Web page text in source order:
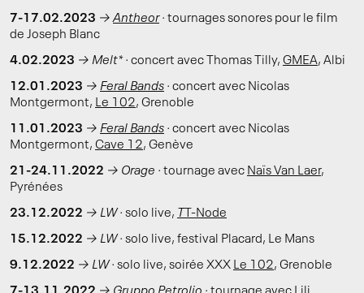
7-17.02.2023 → Antheor· tournages sonores pour le film
de Joseph Blanc
4.02.2023 → Melt* · concert avec Thomas Tilly, GMEA, Albi
12.01.2023 → Feral Bands · concert avec Nicolas
Montgermont, Le 102, Grenoble
11.01.2023 → Feral Bands · concert avec Nicolas
Montgermont, Cave 12, Genève
21-24.11.2022 → Orage · tournage avec Naïs Van Laer,
Pyrénées
23.12.2022 → LW · solo live, T
T-Node
15.12.2022 → LW · solo live, festival Placard, Le Mans
9.12.2022 → LW · solo live, soirée XXX Le 102, Grenoble